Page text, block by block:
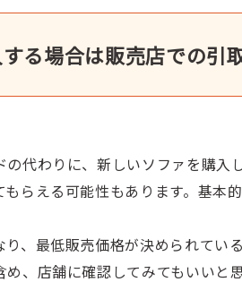
る場合は販売店での引
代わりに、新しいソファを購入
らえる可能性もあります。基本
、最低販売価格が決められてい
、店舗に確認してみてもいいと思